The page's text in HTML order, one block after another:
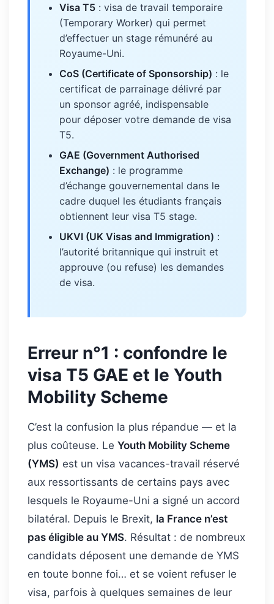
Visa T5 : visa de travail temporaire
(Temporary Worker) qui permet
d’effectuer un stage rémunéré au
Royaume-Uni.
CoS (Certificate of Sponsorship) : le
certificat de parrainage délivré par
un sponsor agréé, indispensable
pour déposer votre demande de visa
T5.
GAE (Government Authorised
Exchange) : le programme
d’échange gouvernemental dans le
cadre duquel les étudiants français
obtiennent leur visa T5 stage.
UKVI (UK Visas and Immigration) :
l’autorité britannique qui instruit et
approuve (ou refuse) les demandes
de visa.
Erreur n°1 : confondre le
visa T5 GAE et le Youth
Mobility Scheme
C’est la confusion la plus répandue — et la
plus coûteuse. Le Youth Mobility Scheme
(YMS) est un visa vacances-travail réservé
aux ressortissants de certains pays avec
lesquels le Royaume-Uni a signé un accord
bilatéral. Depuis le Brexit, la France n’est
pas éligible au YMS. Résultat : de nombreux
candidats déposent une demande de YMS
en toute bonne foi… et se voient refuser le
visa, parfois à quelques semaines de leur